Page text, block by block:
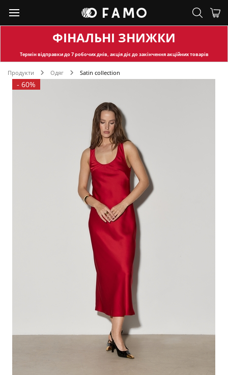
ФІНАЛЬНІ ЗНИЖКИ
Термін відправкидо 7 робочих днів, акція діє до закінчення акційних товарів
Продукти Одяг Satin collection
- 60%